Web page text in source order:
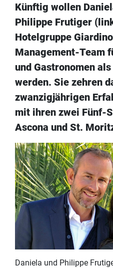
Künftig wollen
Philippe Frutiger
Hotelgruppe
Management-Team
und Gastronomen
werden. Sie zehren
zwanzigjährigen
mit ihren zwei Fünf-
Ascona und St.
Daniela und Philippe